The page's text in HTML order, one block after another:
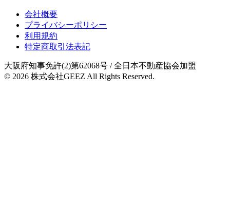
会社概要
プライバシーポリシー
利用規約
特定商取引法表記
大阪府知事免許(2)第62068号 / 全日本不動産協会加盟
© 2026 株式会社GEEZ All Rights Reserved.